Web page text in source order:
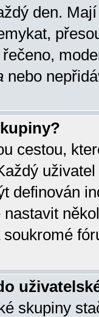
den.
nebo
cestou,
definován
skupiny